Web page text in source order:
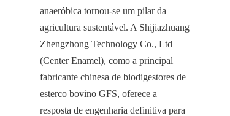
anaeróbica tornou-se um pilar da
agricultura sustentável. A Shijiazhuang
Zhengzhong Technology Co., Ltd
(Center Enamel), como a principal
fabricante chinesa de biodigestores de
esterco bovino GFS, oferece a
resposta de engenharia definitiva para